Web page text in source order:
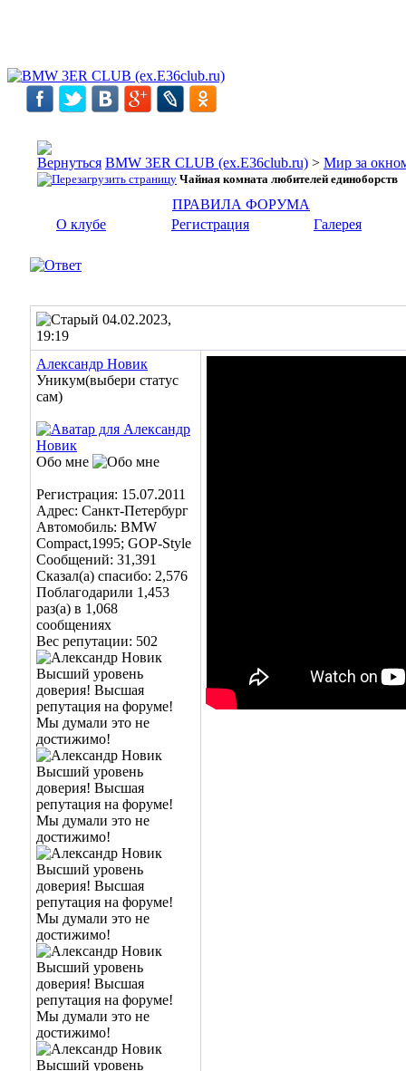
BMW 3ER CLUB (ex.E36club.ru) > Мир за
Чайная комната любителей единоборств
ПРАВИЛА ФОРУМА
О клубе
Регистрация Галерея
04.02.2023,
19:19
Александр Новик
Уникум(выбери статус
сам)
Обо мне
Регистрация: 15.07.2011
Адрес: Санкт-Петербург
Автомобиль: BMW
Compact,1995; GOP-Style
Сообщений: 31,391
Сказал(а) спасибо: 2,576
Поблагодарили 1,453
раз(а) в 1,068
сообщениях
Вес репутации: 502